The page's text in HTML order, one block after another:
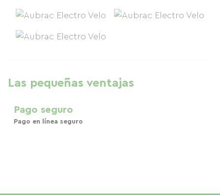
Las pequeñas ventajas
Pago seguro
Pago en línea seguro